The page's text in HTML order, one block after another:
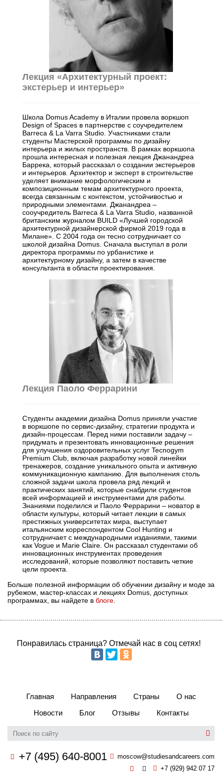
Лекция «Архитектурный проект:
экстерьер и интерьер»
Школа Domus Academy в Италии провела воркшоп
Design of Spaces в партнерстве с соучредителем
Barreca & La Varra Studio. Участниками стали
студенты Мастерской программы по дизайну
интерьера и жилых пространств. В рамках воркшопа
прошла интересная и полезная лекция Джанандреа
Баррека, который рассказал о создании экстерьеров
и интерьеров. Архитектор и эксперт в строительстве
уделяет внимание морфологическим и
композиционным темам архитектурного проекта,
всегда связанным с контекстом, устойчивостью и
природными элементами. Джанандреа –
сооучредитель Barreca & La Varra Studio, названной
британским журналом BUILD «Лучшей городской
архитектурной дизайнерской фирмой 2019 года в
Милане». С 2004 года он тесно сотрудничает со
школой дизайна Domus. Сначала выступал в роли
директора программы по урбанистике и
архитектурному дизайну, а затем в качестве
консультанта в области проектирования.
Лекция Паоло Феррарини
Студенты академии дизайна Domus приняли участие
в воркшопе по сервис-дизайну, стратегии продукта и
дизайн-процессам. Перед ними поставили задачу –
придумать и презентовать инновационные решения
для улучшения оздоровительных услуг Tecnogym
Premium Club, включая разработку новой линейки
тренажеров, создание уникального опыта и активную
коммуникационную кампанию. Для выполнения столь
сложной задачи школа провела ряд лекций и
практических занятий, которые снабдили студентов
всей информацией и инструментами для работы.
Знаниями поделился и Паоло Феррарини – новатор в
области культуры, который читает лекции в самых
престижных университетах мира, выступает
итальянским корреспондентом Cool Hunting и
сотрудничает с международными изданиями, такими
как Vogue и Marie Claire. Он рассказал студентами об
инновационных инструментах проведения
исследований, которые позволяют поставить четкие
цели проекта.
Больше полезной информации об обучении дизайну и моде за
рубежом, мастер-классах и лекциях Domus, доступных
программах, вы найдете в блоге
Понравилась страница? Отмечай нас в соц сетях!
Главная Направления Страны
О нас
Новости
Блог Отзывы Контакты
+7 (495) 640-8001
moscow@studiesandcareers.com
+7 (929) 942 07 17